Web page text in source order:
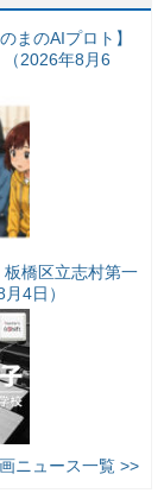
まのAIプロト】
2026年8月6
板橋区立志村第一
4日）
ニュース一覧 >>